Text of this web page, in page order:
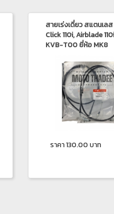
สายเร่งเดี่ยว สแตนเล
Click 110i, Airblade
KVB-T00 ยี่ห้อ MK8
ราคา 130.00 บาท